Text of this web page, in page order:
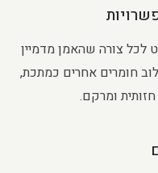
לכל צורה שהאמן מדמיין
חומרים אחרים כמתכת,
ומרקם.